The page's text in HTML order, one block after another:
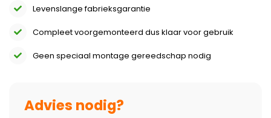
Levenslange fabrieksgarantie
Compleet voorgemonteerd dus klaar voor gebruik
Geen speciaal montage gereedschap nodig
Advies nodig?